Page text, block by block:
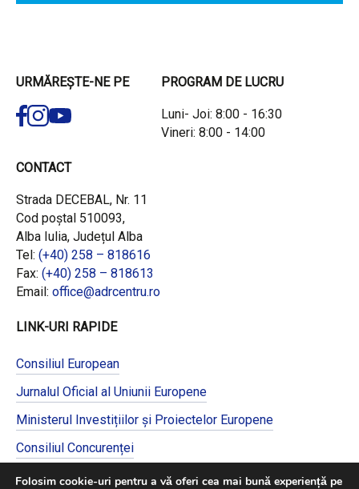
URMĂREȘTE-NE PE PROGRAM DE LUCRU
Luni- Joi: 8:00 - 16:30
Vineri: 8:00 - 14:00
CONTACT
Strada DECEBAL, Nr. 11
Cod poștal 510093,
Alba Iulia, Județul Alba
Tel: (+40) 258 – 818616
Fax: (+40) 258 – 818613
Email: office@adrcentru.ro
LINK-URI RAPIDE
Consiliul European
Jurnalul Oficial al Uniunii Europene
Ministerul Investițiilor și Proiectelor Europene
Consiliul Concurenței
Folosim cookie-uri pentru a vă oferi cea mai bună experiență pe